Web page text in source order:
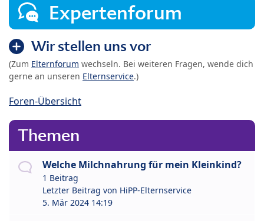
Expertenforum
Wir stellen uns vor
(Zum Elternforum wechseln. Bei weiteren Fragen, wende dich
gerne an unseren Elternservice.)
Foren-Übersicht
Themen
Welche Milchnahrung für mein Kleinkind?
1 Beitrag
Letzter Beitrag von HiPP-Elternservice
5. Mär 2024 14:19